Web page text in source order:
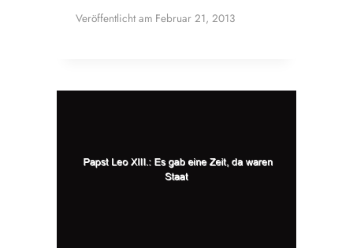
Veröffentlicht am Februar 21, 2013